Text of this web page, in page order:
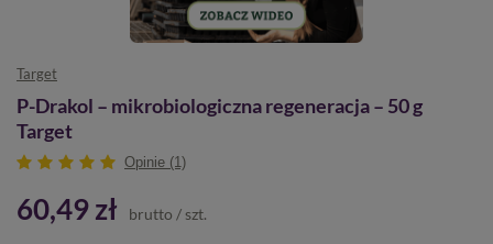
Target
P-Drakol – mikrobiologiczna regeneracja – 50 g
Target
Opinie (1)
60,49 zł brutto / szt.